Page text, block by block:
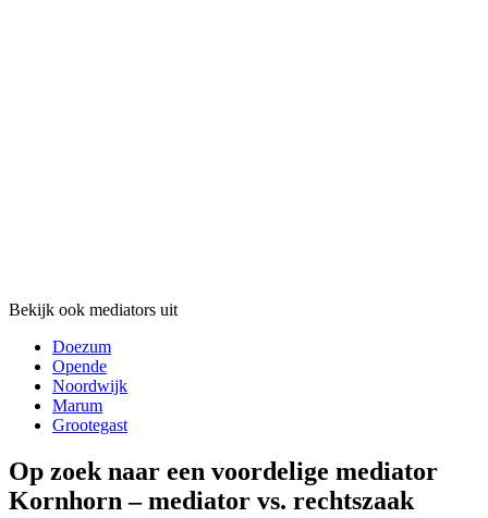
Bekijk ook mediators uit
Doezum
Opende
Noordwijk
Marum
Grootegast
Op zoek naar een voordelige mediator
Kornhorn – mediator vs. rechtszaak